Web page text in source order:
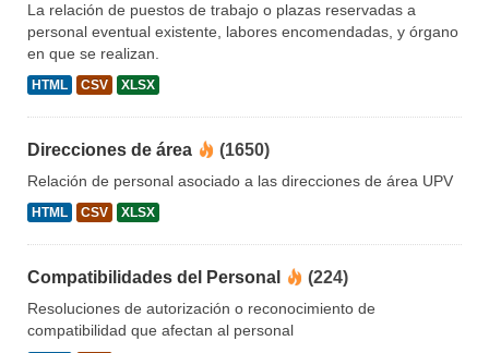
La relación de puestos de trabajo o plazas reservadas a
personal eventual existente, labores encomendadas, y órgano
en que se realizan.
HTML CSV XLSX
Direcciones de área (1650)
Relación de personal asociado a las direcciones de área UPV
HTML CSV XLSX
Compatibilidades del Personal (224)
Resoluciones de autorización o reconocimiento de
compatibilidad que afectan al personal